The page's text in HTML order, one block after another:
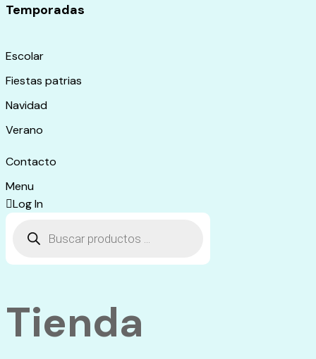
Temporadas
Escolar
Fiestas patrias
Navidad
Verano
Contacto
Menu
Log In
productos
Tienda